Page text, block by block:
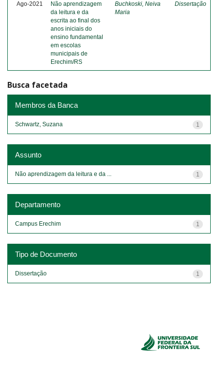
Ago-2021
Não aprendizagem
da leitura e da
escrita ao final dos
anos iniciais do
ensino fundamental
em escolas
municipais de
Erechim/RS
Buchkoski, Neiva
Maria
Dissertação
Busca facetada
Membros da Banca
1
Schwartz, Suzana
Assunto
1
Não aprendizagem da leitura e da ...
Departamento
1
Campus Erechim
Tipo de Documento
1
Dissertação